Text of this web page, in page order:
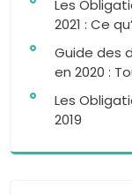
Les
2021 : Ce
Guide des
en 2020 :
Les
2019